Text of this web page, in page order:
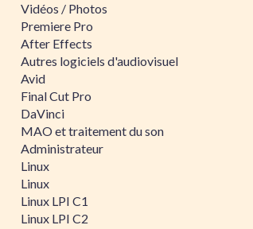
Vidéos / Photos
Premiere Pro
After Effects
Autres logiciels d'audiovisuel
Avid
Final Cut Pro
DaVinci
MAO et traitement du son
Administrateur
Linux
Linux
Linux LPI C1
Linux LPI C2